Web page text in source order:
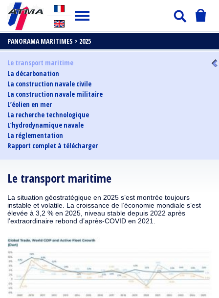
PANORAMA MARITIMES > 2025
Le transport maritime
La situation géostratégique en 2025 s’est montrée toujours
instable et volatile. La croissance de l’économie mondiale s’est
élevée à 3,2 % en 2025, niveau stable depuis 2022 après
l’extraordinaire rebond d’après-COVID en 2021.
Le transport maritime
La décarbonation
La construction navale civile
La construction navale militaire
L’éolien en mer
La recherche technologique
L’hydrodynamique navale
La réglementation
Rapport complet à télécharger